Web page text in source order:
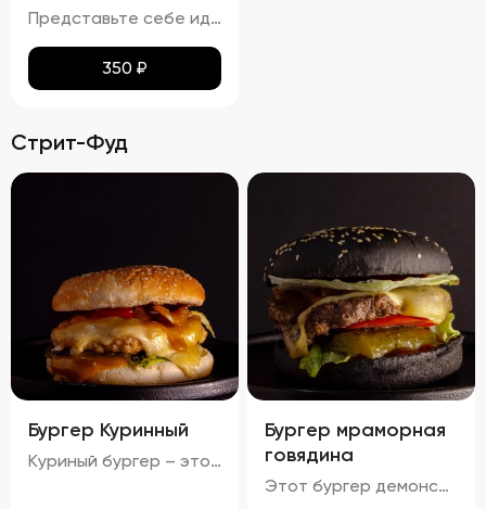
Представьте себе идеальное сочетание тонкого лаваша, превращенного в золотистые, равномерно подрумяненные чипсы. Каждый кусочек покрыт тонким слоем паприки, которая придает им легкий, но ощутимый аромат и пикантность. Эти чипсы не просто хрустят – они буквально тают во рту, оставляя приятное послевкусие соли и нежной остроты. Идеальный перекус для любого случая!
350 ₽
Стрит-Фуд
Бургер Куринный
Куриный бургер – это воплощение идеального сочетания вкуса и текстуры. Аккуратно уложенные слои создают аппетитный внешний вид, где золотисто-коричневая котлета соседствует с яркими красными помидорами, зелеными огурцами и белым салатом с легкими зеленоватыми оттенками. Булочка имеет привлекательную золотистую корочку, оставаясь мягкой внутри и хрустящей снаружи. Аромат свежего хлеба, курицы и пикантных соусов создает приятный букет, который дополняется сбалансированным вкусом: мягкая куриная котлета, освежающие овощи и насыщенный вкус соусов делают каждый укус незабываемым.
Бургер мраморная
говядина
Этот бургер демонстрирует идеальное сочетание вкуса и текстуры. Котлета обладает насыщенным вкусом, овощи обеспечивают свежесть и хрусткость, а сыр добавляет сливочную мягкость. Булочка имеет золотистый оттенок и хрустящую корочку, создавая ощущение комфорта и удовольствия. Соусы придают блюду дополнительные оттенки вкуса, а булочка поддерживает баланс между мягкостью и хрусткостью.